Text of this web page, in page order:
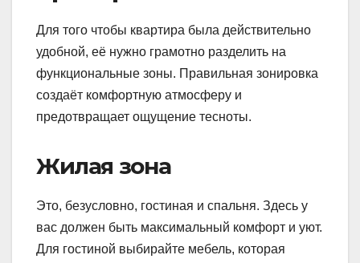
Для того чтобы квартира была действительно
удобной, её нужно грамотно разделить на
функциональные зоны. Правильная зонировка
создаёт комфортную атмосферу и
предотвращает ощущение тесноты.
Жилая зона
Это, безусловно, гостиная и спальня. Здесь у
вас должен быть максимальный комфорт и уют.
Для гостиной выбирайте мебель, которая